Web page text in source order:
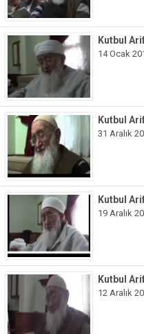
Eyüp Sohbetleri
Tefsir Dersleri.(1-15)
1.Cüz
2.Cüz
3.Cüz
4.Cüz
5.Cüz
6.Cüz
7.Cüz
8.Cüz
9.Cüz
10.Cüz
11.Cüz
12.Cüz
Kutbul
14 Ocak
Kutbul
31 Aralık
Kutbul
19 Aralık
Kutbul
12 Aralık